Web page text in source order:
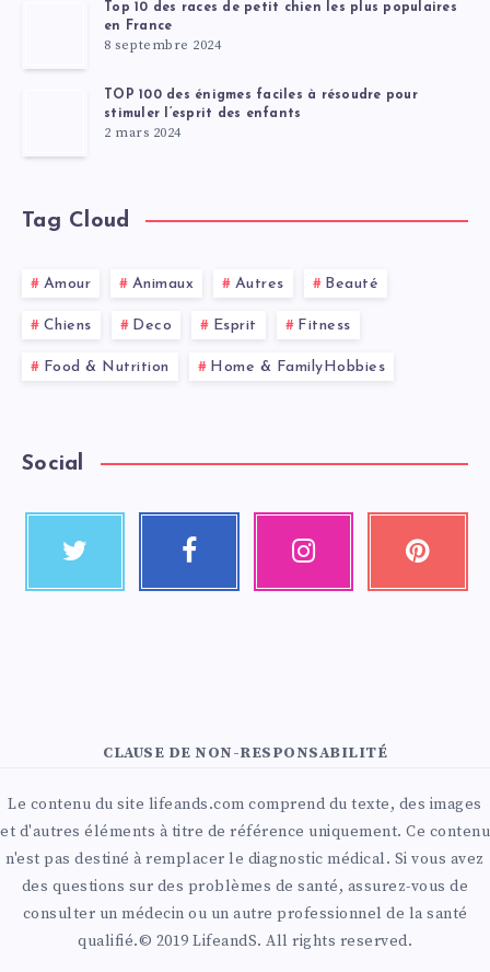
Top 10 des races de petit chien les plus populaires
en France
8 septembre 2024
TOP 100 des énigmes faciles à résoudre pour
stimuler l’esprit des enfants
2 mars 2024
Tag Cloud
Amour Animaux Autres Beauté
Chiens Deco Esprit Fitness
Food & Nutrition Home & FamilyHobbies
Social
CLAUSE DE NON-RESPONSABILITÉ
Le contenu du site lifeands.com comprend du texte, des images
et d'autres éléments à titre de référence uniquement. Ce contenu
n'est pas destiné à remplacer le diagnostic médical. Si vous avez
des questions sur des problèmes de santé, assurez-vous de
consulter un médecin ou un autre professionnel de la santé
qualifié.© 2019 LifeandS. All rights reserved.